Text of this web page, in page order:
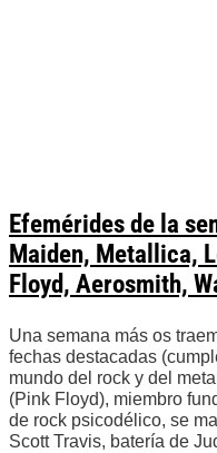
Efemérides de la
Maiden, Metallica,
Floyd, Aerosmith,
Una semana más os
fechas destacadas
mundo del rock y del
(Pink Floyd), miembro
de rock psicodélico, se
Scott Travis, batería de